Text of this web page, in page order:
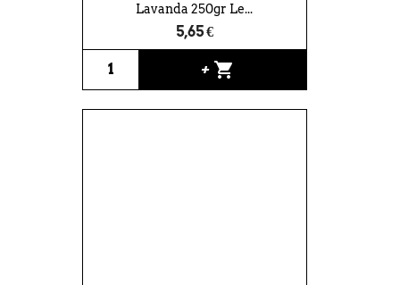
Lavanda 250gr Le...
5,65 €
+ shopping_cart